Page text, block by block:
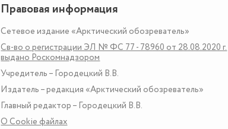
Правовая информация
Сетевое издание «Арктический обозреватель»
Св-во о регистрации ЭЛ № ФС 77 - 78960 от 28.08.2020 г.
выдано Роскомнадзором
Учредитель – Городецкий В.В.
Издатель – редакция «Арктический обозреватель»
Главный редактор – Городецкий В.В.
О Сookie файлах